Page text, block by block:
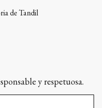
de Tandil
y respetuosa.